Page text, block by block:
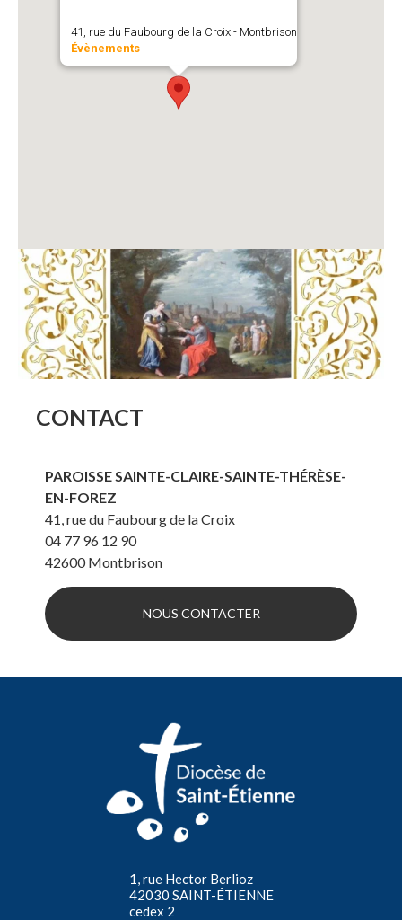
41, rue du Faubourg de la Croix - Montbrison
Évènements
CONTACT
PAROISSE SAINTE-CLAIRE-SAINTE-THÉRÈSE-
EN-FOREZ
41, rue du Faubourg de la Croix
04 77 96 12 90
42600 Montbrison
NOUS CONTACTER
1, rue Hector Berlioz
42030 SAINT-ÉTIENNE
cedex 2